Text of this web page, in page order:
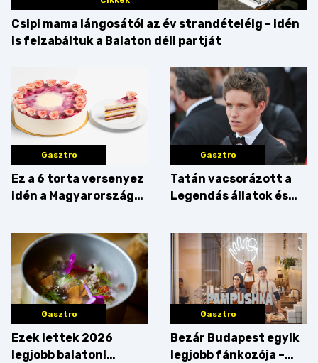
Csipi mama lángosától az év strandételéig – idén
is felzabáltuk a Balaton déli partját
Gasztro
Ez a 6 torta versenyez
idén a Magyarország
Gasztro
Tatán vacsorázott a
Legendás állatok és
Gasztro
Ezek lettek 2026
legjobb balatoni
Gasztro
Bezár Budapest egyik
legjobb fánkozója –